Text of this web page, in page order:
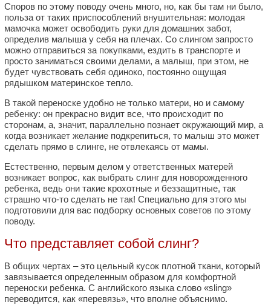
Споров по этому поводу очень много, но, как бы там ни было,
польза от таких приспособлений внушительная: молодая
мамочка может освободить руки для домашних забот,
определив малыша у себя на плечах. Со слингом запросто
можно отправиться за покупками, ездить в транспорте и
просто заниматься своими делами, а малыш, при этом, не
будет чувствовать себя одиноко, постоянно ощущая
рядышком материнское тепло.
В такой переноске удобно не только матери, но и самому
ребенку: он прекрасно видит все, что происходит по
сторонам, а, значит, параллельно познает окружающий мир, а
когда возникает желание подкрепиться, то малыш это может
сделать прямо в слинге, не отвлекаясь от мамы.
Естественно, первым делом у ответственных матерей
возникает вопрос, как выбрать слинг для новорожденного
ребенка, ведь они такие крохотные и беззащитные, так
страшно что-то сделать не так! Специально для этого мы
подготовили для вас подборку основных советов по этому
поводу.
Что представляет собой слинг?
В общих чертах – это цельный кусок плотной ткани, который
завязывается определенным образом для комфортной
переноски ребенка. С английского языка слово «sling»
переводится, как «перевязь», что вполне объяснимо.